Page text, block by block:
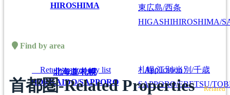
HIROSHIMA
東広島/西条
HIGASHIHIROSHIMA/
Find by area
北海道/札幌
HOKKAIDO/SAPPORO
札幌/江別/当別/千歳
SAPPORO/EBETSU/
Return to property list Application
首都圏-Related Properties Related